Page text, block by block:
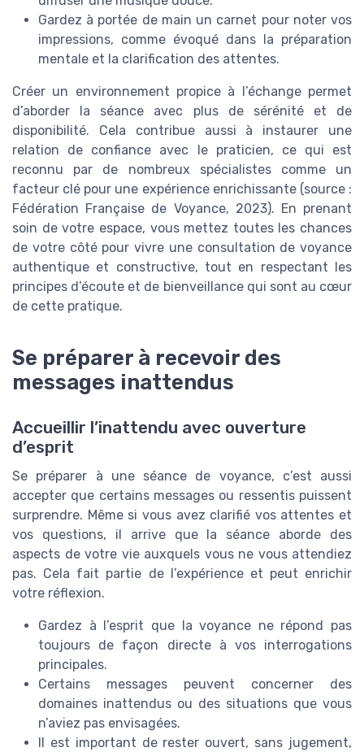
Gardez à portée de main un carnet pour noter vos
impressions, comme évoqué dans la préparation
mentale et la clarification des attentes.
Créer un environnement propice à l’échange permet
d’aborder la séance avec plus de sérénité et de
disponibilité. Cela contribue aussi à instaurer une
relation de confiance avec le praticien, ce qui est
reconnu par de nombreux spécialistes comme un
facteur clé pour une expérience enrichissante (source :
Fédération Française de Voyance, 2023). En prenant
soin de votre espace, vous mettez toutes les chances
de votre côté pour vivre une consultation de voyance
authentique et constructive, tout en respectant les
principes d’écoute et de bienveillance qui sont au cœur
de cette pratique.
Se préparer à recevoir des
messages inattendus
Accueillir l’inattendu avec ouverture
d’esprit
Se préparer à une séance de voyance, c’est aussi
accepter que certains messages ou ressentis puissent
surprendre. Même si vous avez clarifié vos attentes et
vos questions, il arrive que la séance aborde des
aspects de votre vie auxquels vous ne vous attendiez
pas. Cela fait partie de l’expérience et peut enrichir
votre réflexion.
Gardez à l’esprit que la voyance ne répond pas
toujours de façon directe à vos interrogations
principales.
Certains messages peuvent concerner des
domaines inattendus ou des situations que vous
n’aviez pas envisagées.
Il est important de rester ouvert, sans jugement,